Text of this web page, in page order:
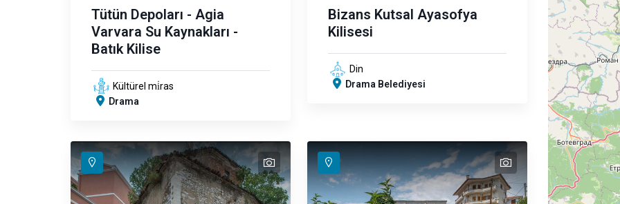
Tütün Depoları - Agia
Varvara Su Kaynakları -
Batık Kilise
Kültürel mi̇ras
Drama
Bizans Kutsal Ayasofya
Kilisesi
Din
Drama Belediyesi
text text